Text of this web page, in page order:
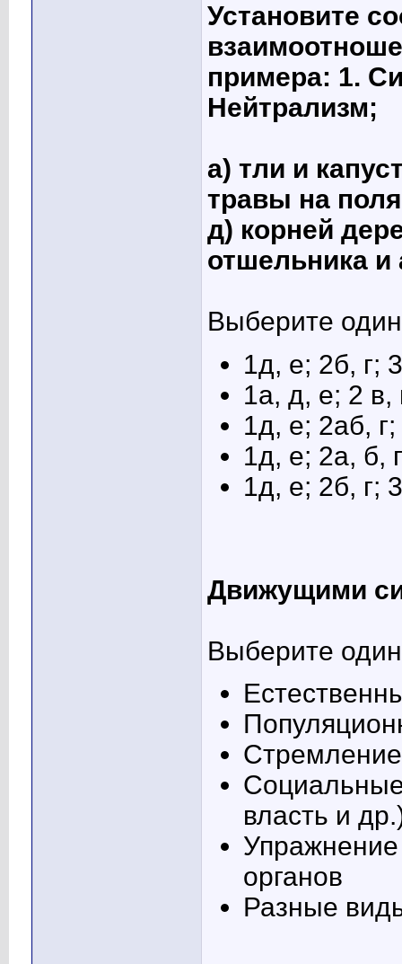
Установите
примера: 1.
Нейтрализм;
а) тли и
травы на
д) корней
отшельника и
Выберите
1д, е; 2б, г;
1а, д, е; 2 в,
1д, е; 2аб,
1д, е; 2а, б,
1д, е; 2б, г;
Движущими
Выберите
власть и
органов
Разные